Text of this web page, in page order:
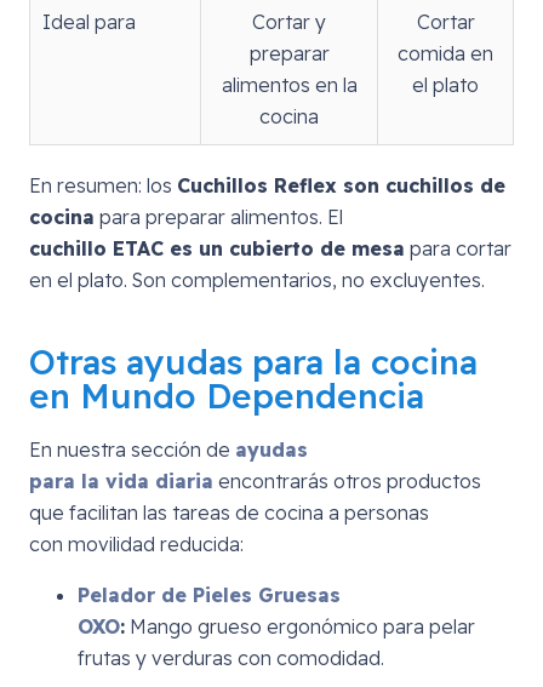
Ideal para
Cortar y
preparar
alimentos en la
cocina
Cortar
comida en
el plato
En resumen: los Cuchillos Reflex son cuchillos de
cocina para preparar alimentos. El
cuchillo ETAC es un cubierto de mesa para cortar
en el plato. Son complementarios, no excluyentes.
Otras ayudas para la cocina
en Mundo Dependencia
En nuestra sección de ayudas
para la vida diaria encontrarás otros productos
que facilitan las tareas de cocina a personas
con movilidad reducida:
Pelador de Pieles Gruesas
OXO: Mango grueso ergonómico para pelar
frutas y verduras con comodidad.